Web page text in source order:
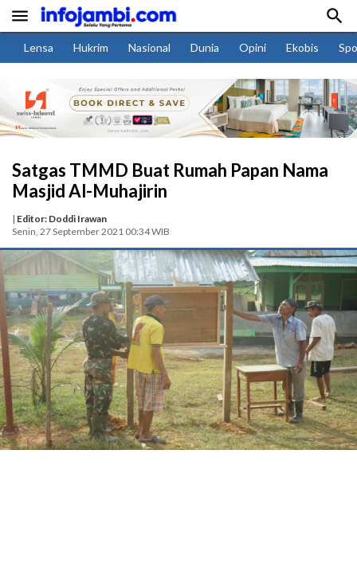
 
Lensa Hukrim Nasional Dunia Opini Ekobis
Satgas TMMD Buat Rumah Papan Nama
Masjid Al-Muhajirin
| Editor: Doddi Irawan
Senin, 27 September 2021 00:34 WIB